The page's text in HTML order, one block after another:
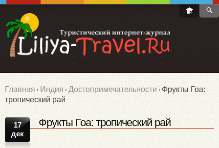
Главная Индия Достопримечательности
Фрукты Гоа:
тропический рай
17
дек
Фрукты Гоа: тропический рай